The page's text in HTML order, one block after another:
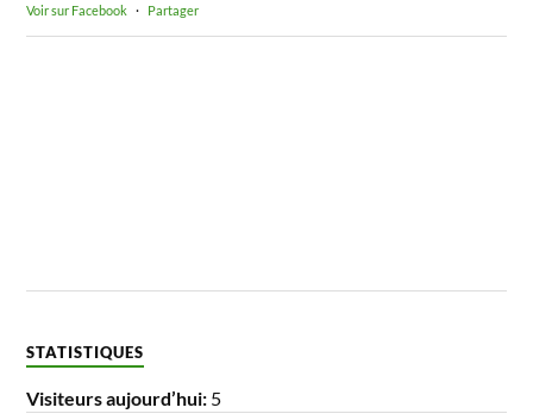
Voir sur Facebook · Partager
STATISTIQUES
Visiteurs aujourd’hui: 5